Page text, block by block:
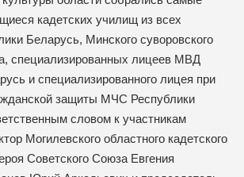
кадетских училищ из всех
Беларусь, Минского суворовского
специализированных лицеев МВД
и специализированного лицея при
защиты МЧС Республики
словом к участникам
Могилевского областного кадетского
Советского Союза Евгения